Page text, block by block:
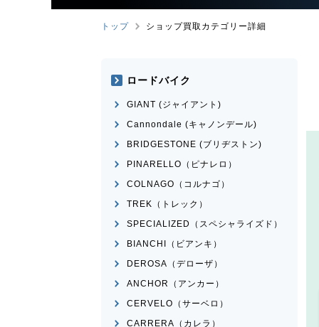
トップ ショップ買取カテゴリー詳細
ロードバイク
GIANT (ジャイアント)
Cannondale (キャノンデール)
BRIDGESTONE (ブリヂストン)
PINARELLO（ピナレロ）
COLNAGO（コルナゴ）
TREK（トレック）
SPECIALIZED（スペシャライズド）
BIANCHI（ビアンキ）
DEROSA（デローザ）
ANCHOR（アンカー）
CERVELO（サーベロ）
CARRERA（カレラ）